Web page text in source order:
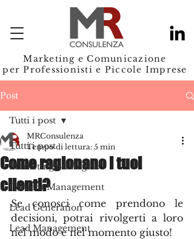
Marketing e Comunicazione
per Professionisti e Piccole Imprese
Post
Tutti i post
Marketing Strategico
Content Management
Lead Generation
Lead Management
Tutti i post
Come ragionano i tuoi
clienti?
MRConsulenza
Tempo di lettura: 5 min
Se conosci come prendono le
decisioni, potrai rivolgerti a loro
nel modo e nel momento giusto!